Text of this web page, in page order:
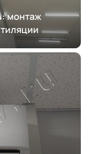
монтаж